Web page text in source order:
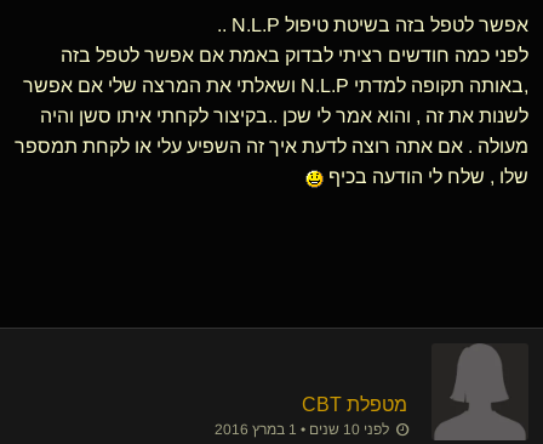
אפשר לטפל בזה בשיטת טיפול N.L.P ..
לפני כמה חודשים רציתי לבדוק באמת אם אפשר לטפל בזה
,באותה תקופה למדתי N.L.P ושאלתי את המרצה שלי אם אפשר
לשנות את זה , והוא אמר לי שכן ..בקיצור לקחתי איתו סשן והיה
מעולה . אם אתה רוצה לדעת איך זה השפיע עלי או לקחת תמספר
שלו , שלח לי הודעה בכיף
מטפלת CBT
לפני 10 שנים • 1 במרץ 2016